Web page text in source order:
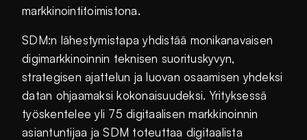
markkinointitoimistona.
SDM:n lähestymistapa yhdistää monikanavaisen
digimarkkinoinnin teknisen suorituskyvyn,
strategisen ajattelun ja luovan osaamisen yhdeksi
datan ohjaamaksi kokonaisuudeksi. Yrityksessä
työskentelee yli 75 digitaalisen markkinoinnin
asiantuntijaa ja SDM toteuttaa digitaalista